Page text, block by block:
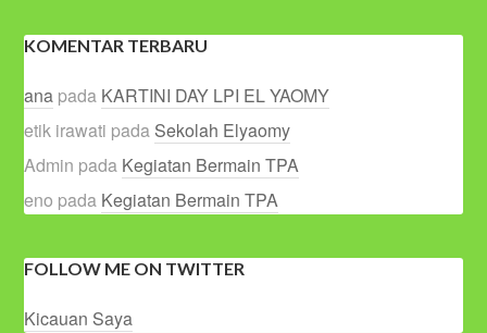
KOMENTAR TERBARU
ana pada KARTINI DAY LPI EL YAOMY
etik irawati pada Sekolah Elyaomy
Admin pada Kegiatan Bermain TPA
eno pada Kegiatan Bermain TPA
FOLLOW ME ON TWITTER
Kicauan Saya